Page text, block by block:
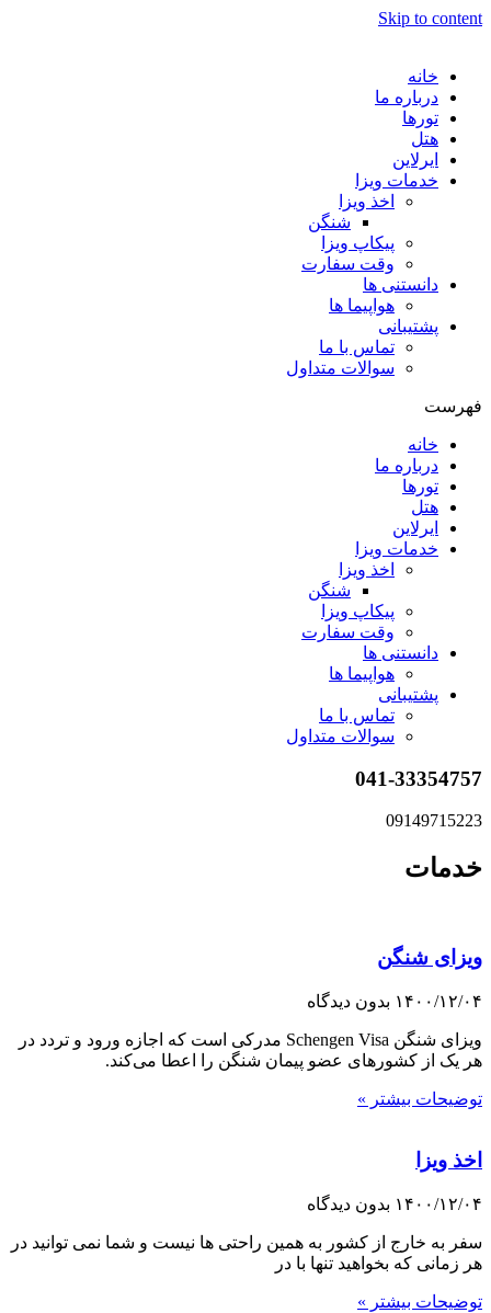
Skip to content
خانه
درباره ما
تورها
هتل
ایرلاین
خدمات ویزا
اخذ ویزا
شنگن
پیکاپ ویزا
وقت سفارت
دانستنی ها
هواپیما ها
پشتیبانی
تماس با ما
سوالات متداول
فهرست
خانه
درباره ما
تورها
هتل
ایرلاین
خدمات ویزا
اخذ ویزا
شنگن
پیکاپ ویزا
وقت سفارت
دانستنی ها
هواپیما ها
پشتیبانی
تماس با ما
سوالات متداول
041-33354757
09149715223
خدمات
ویزای شنگن
۱۴۰۰/۱۲/۰۴ بدون دیدگاه
ویزای شنگن Schengen Visa مدرکی است که اجازه ورود و تردد در
هر یک از کشورهای عضو پیمان شنگن را اعطا می‌کند.
توضیحات بیشتر »
اخذ ویزا
۱۴۰۰/۱۲/۰۴ بدون دیدگاه
سفر به خارج از کشور به همین راحتی ها نیست و شما نمی توانید در
هر زمانی که بخواهید تنها با در
توضیحات بیشتر »